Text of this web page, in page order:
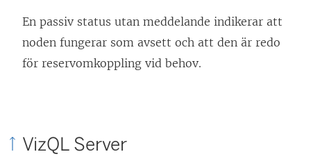
En passiv status utan meddelande indikerar att
noden fungerar som avsett och att den är redo
för reservomkoppling vid behov.
VizQL Server